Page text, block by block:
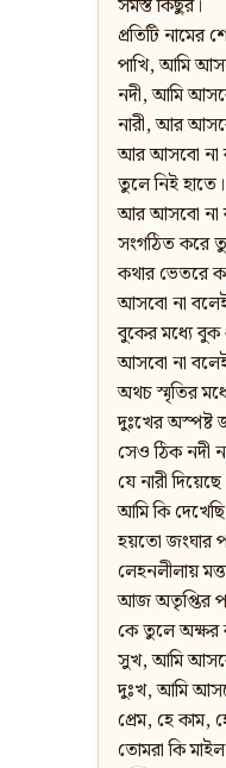
সমস্ত কিছুর।
প্রতিটি
পাখি, আমি
নদী, আমি
নারী, আর
আর আসবো না
তুলে নিই হাতে।
আর আসবো না
সংগঠিত করে
কথার ভেতরে
আসবো না
বুকের মধ্যে বুক
আসবো না
অথচ স্মৃতির
দুঃখের অস্পষ্ট
সেও ঠিক নদী
যে নারী
আমি কি
হয়তো জংঘার
লেহনলীলায়
আজ অতৃপ্তির
কে তুলে অক্ষর
সুখ, আমি
দুঃখ, আমি
প্রেম, হে কাম,
তোমরা কি